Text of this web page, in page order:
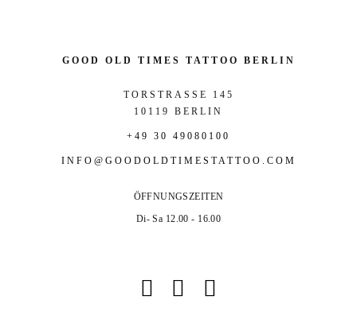
GOOD OLD TIMES TATTOO BERLIN
TORSTRASSE 145
10119 BERLIN
+49 30 49080100
INFO@GOODOLDTIMESTATTOO.COM
ÖFFNUNGSZEITEN
Di- Sa 12.00 - 16.00